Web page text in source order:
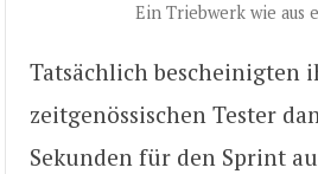
Ein Triebwerk wie aus
Tatsächlich bescheinigten
zeitgenössischen Tester
Sekunden für den Sprint